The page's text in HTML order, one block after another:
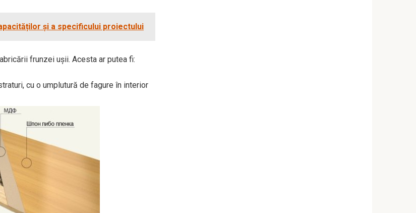
și a specificului proiectului
frunzei ușii. Acesta ar putea fi:
cu o umplutură de fagure în interior